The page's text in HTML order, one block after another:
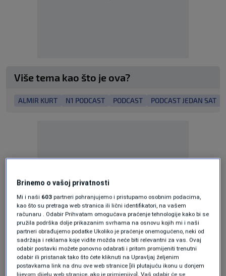
Više tema kao što je ova?
ALMIR KURT N1 PODCAST PODCAST PODCAST JEDAN SAT
Oglas
KAKVO JE TVOJE MIŠLJENJE O OVOME?
Brinemo o vašoj privatnosti
Mi i naši 603 partneri pohranjujemo i pristupamo osobnim podacima,
kao što su pretraga web stranica ili lični identifikatori, na vašem
računaru . Odabir Prihvatam omogućava praćenje tehnologije kako bi se
pružila podrška dolje prikazanim svrhama na osnovu kojih mi i naši
partneri obrađujemo podatke Ukoliko je praćenje onemogućeno, neki od
sadržaja i reklama koje vidite možda neće biti relevantni za vas. Ovaj
odabir postavki možete ponovno odabrati i pritom promijeniti trenutni
odabir ili pristanak tako što ćete kliknuti na Upravljaj željenim
postavkama link na dnu ove web stranice [ili plutajuću ikonu u donjem
lijevom dijelu web stranice, ako je primjenjivo]. Vaš odabir će se